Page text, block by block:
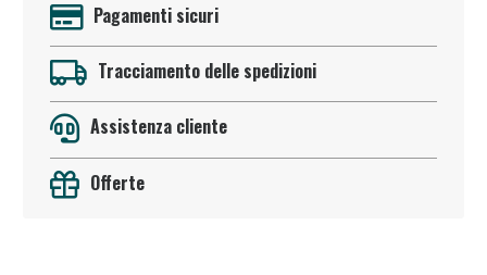
Pagamenti sicuri
Tracciamento delle spedizioni
Assistenza cliente
Offerte
Anticellulite e Fanghi: Sconto fino al 40% valido
oggi!